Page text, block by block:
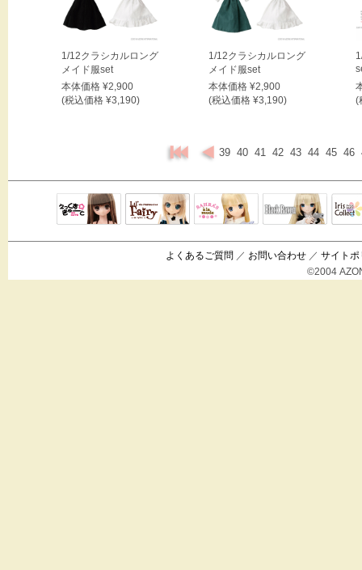
1/12クラシカルロング
メイド服set
本体価格 ¥2,900
(税込価格 ¥3,190)
1/12クラシカルロング
メイド服set
本体価格 ¥2,900
(税込価格 ¥3,190)
(
39 40 41 42 43 44 45 46
よくあるご質問 ／ お問い合わせ ／ サイトポ
©2004